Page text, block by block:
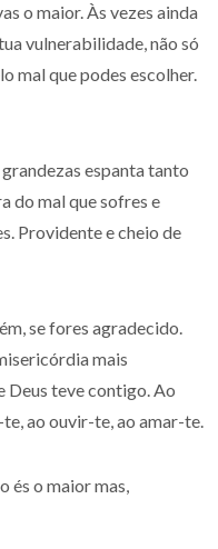
o maior. Às vezes ainda
vulnerabilidade, não só
mal que podes escolher.
grandezas espanta tanto
do mal que sofres e
Providente e cheio de
se fores agradecido.
mais
Deus teve contigo. Ao
ao ouvir-te, ao amar-te.
és o maior mas,